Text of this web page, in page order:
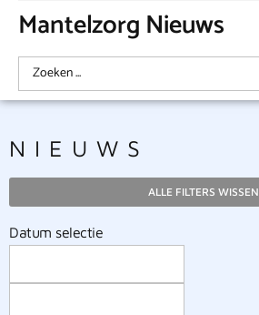
Mantelzorg Nieuws
NIEUWS
ALLE FILTERS WISSEN
Datum selectie